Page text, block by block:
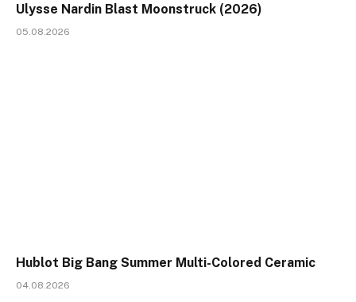
Ulysse Nardin Blast Moonstruck (2026)
05.08.2026
Hublot Big Bang Summer Multi-Colored Ceramic
04.08.2026